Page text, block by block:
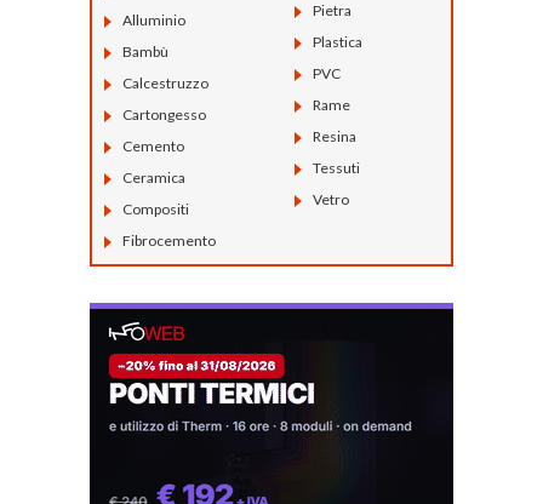
Alluminio
Bambù
Calcestruzzo
Cartongesso
Cemento
Ceramica
Compositi
Fibrocemento
Pietra
Plastica
PVC
Rame
Resina
Tessuti
Vetro